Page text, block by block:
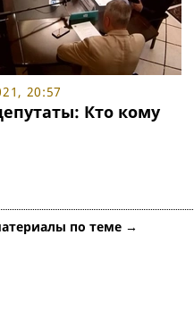
20:57
Кто кому
по теме →